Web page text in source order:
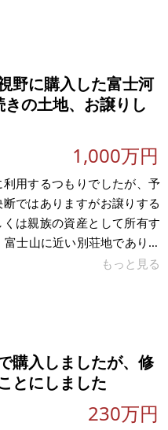
てお願いします。 ・購入前
て制限がかかる可能性があ
野に購入した富士河
の土地、お譲りし
1,000万円
用するつもりでしたが、予
ではありますがお譲りする
は親族の資産として所有す
感じられ、2区画地続きで南
較的近い距離にドッグラン
滞在したり暮らしたりする
もっと見る
購入しましたが、修
とにしました
230万円